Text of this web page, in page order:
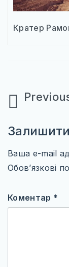
Кратер
записів
Залишити
Ваша e-mail
Обов’язкові
Коментар *